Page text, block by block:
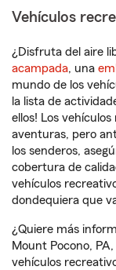
Vehículos
¿Disfruta del aire
acampada, una
mundo de los
la lista de
ellos! Los
aventuras, pero
los senderos,
cobertura de
vehículos
dondequiera que
¿Quiere más
Mount Pocono,
vehículos